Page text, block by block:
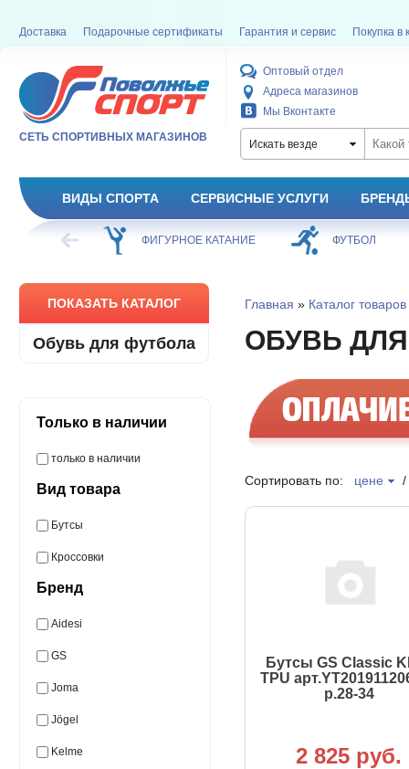
Доставка Подарочные сертификаты Гарантия и сервис Покупка в
СЕТЬ СПОРТИВНЫХ МАГАЗИНОВ
Оптовый отдел
Адреса магазинов
Мы Вконтакте
Искать везде
ВИДЫ СПОРТА СЕРВИСНЫЕ УСЛУГИ
КАТАНИЕ ФУТБОЛ БАСКЕТБОЛ
ПОКАЗАТЬ КАТАЛОГ
Обувь для футбола
Только в наличии
только в наличии
Вид товара
Бутсы
Кроссовки
Бренд
Aidesi
GS
Joma
Jögel
Kelme
Главная » Каталог товаров
ОБУВЬ
Сортировать по: цене
Бутсы GS Classic
TPU
р.28-34
2 825 руб.